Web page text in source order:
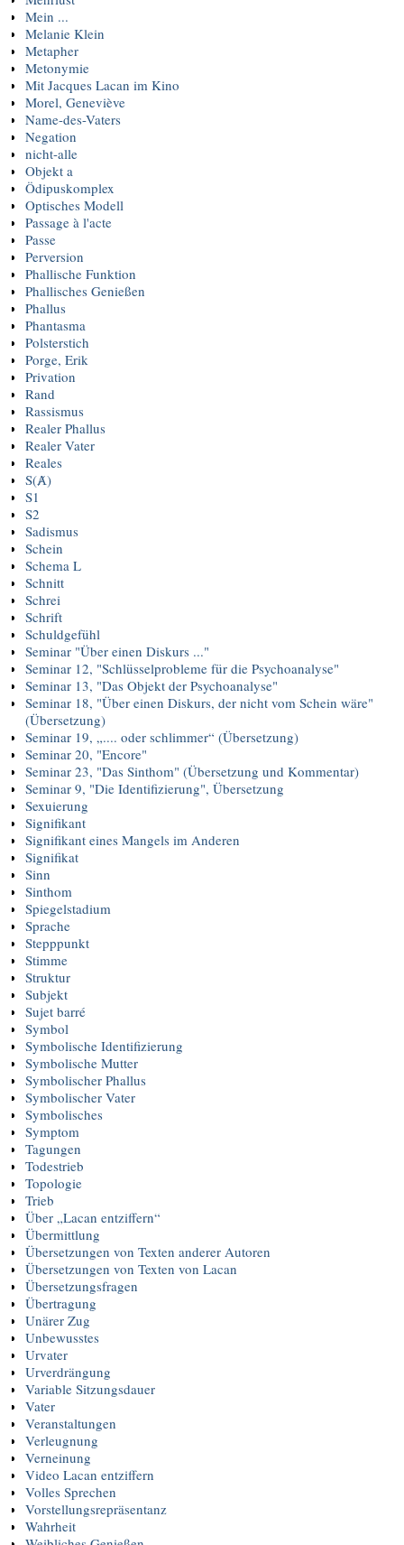
Mein ...
Melanie Klein
Metapher
Metonymie
Mit Jacques Lacan im Kino
Morel, Geneviève
Name-des-Vaters
Negation
nicht-alle
Objekt a
Ödipuskomplex
Optisches Modell
Passage à l'acte
Passe
Perversion
Phallische Funktion
Phallisches Genießen
Phallus
Phantasma
Polsterstich
Porge, Erik
Privation
Rand
Rassismus
Realer Phallus
Realer Vater
Reales
S(Ⱥ)
S1
S2
Sadismus
Schein
Schema L
Schnitt
Schrei
Schrift
Schuldgefühl
Seminar "Über einen Diskurs ..."
Seminar 12, "Schlüsselprobleme für die Psychoanalyse"
Seminar 13, "Das Objekt der Psychoanalyse"
Seminar 18, "Über einen Diskurs, der nicht vom Schein wäre"
(Übersetzung)
Seminar 19, „.... oder schlimmer“ (Übersetzung)
Seminar 20, "Encore"
Seminar 23, "Das Sinthom" (Übersetzung und Kommentar)
Seminar 9, "Die Identifizierung", Übersetzung
Sexuierung
Signifikant
Signifikant eines Mangels im Anderen
Signifikat
Sinn
Sinthom
Spiegelstadium
Sprache
Stepppunkt
Stimme
Struktur
Subjekt
Sujet barré
Symbol
Symbolische Identifizierung
Symbolische Mutter
Symbolischer Phallus
Symbolischer Vater
Symbolisches
Symptom
Tagungen
Todestrieb
Topologie
Trieb
Über „Lacan entziffern“
Übermittlung
Übersetzungen von Texten anderer Autoren
Übersetzungen von Texten von Lacan
Übersetzungsfragen
Übertragung
Unärer Zug
Unbewusstes
Urvater
Urverdrängung
Variable Sitzungsdauer
Vater
Veranstaltungen
Verleugnung
Verneinung
Video Lacan entziffern
Volles Sprechen
Vorstellungsrepräsentanz
Wahrheit